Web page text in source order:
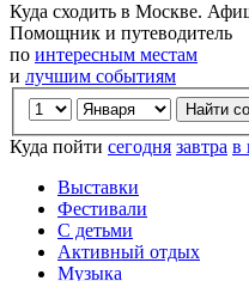
Куда сходить в Москве.
Помощник и путеводитель
по интересным местам
и лучшим событиям
Куда пойти сегодня завтра в
Выставки
Фестивали
С детьми
Активный отдых
Музыка